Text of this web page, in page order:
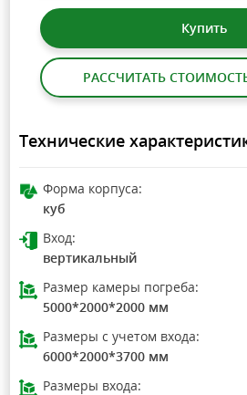
Купить
РАССЧИТАТЬ
Технические
Форма корпуса:
куб
Вход:
вертикальный
Размер камеры погреба:
5000*2000*2000 мм
Размеры с учетом входа:
6000*2000*3700 мм
Размеры входа: